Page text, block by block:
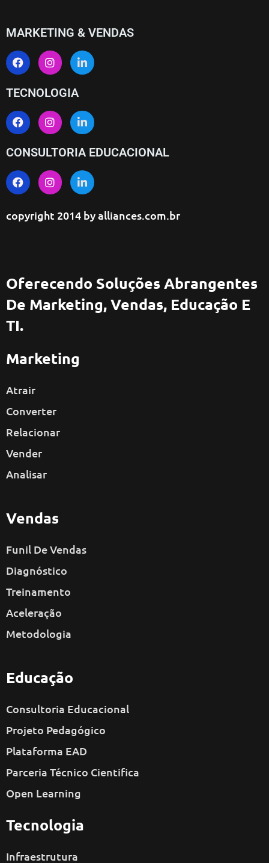
MARKETING & VENDAS
TECNOLOGIA
CONSULTORIA EDUCACIONAL
copyright 2014 byalliances.com.br
Oferecendo Soluções Abrangentes
De Marketing, Vendas, Educação E
TI.
Marketing
Atrair
Converter
Relacionar
Vender
Analisar
Vendas
Funil De Vendas
Diagnóstico
Treinamento
Aceleração
Metodologia
Educação
Consultoria Educacional
Projeto Pedagógico
Plataforma EAD
Parceria Técnico Cientifica
Open Learning
Tecnologia
Infraestrutura